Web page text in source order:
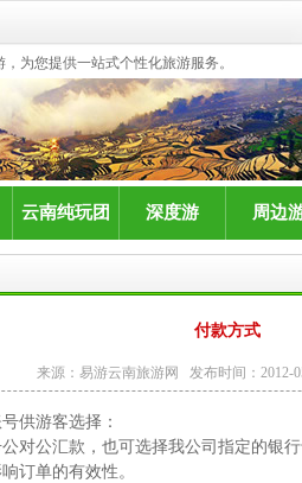
为您提供一站式个性化旅游服务。
云南纯玩团 深度游 周边
付款方式
来源：易游云南旅游网 发布时间：2012-
供游客选择：
对公汇款，也可选择我公司指定的银
订单的有效性。